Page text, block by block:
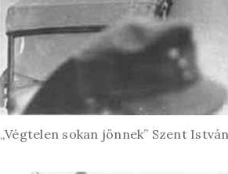
„Végtelen sokan jönnek” Szent